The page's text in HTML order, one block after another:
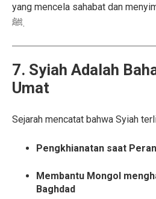
yang mencela sahabat dan
ﷺ.
7. Syiah Adalah
Umat
Sejarah mencatat bahwa Syiah
Pengkhianatan saat
Membantu Mongol
Baghdad